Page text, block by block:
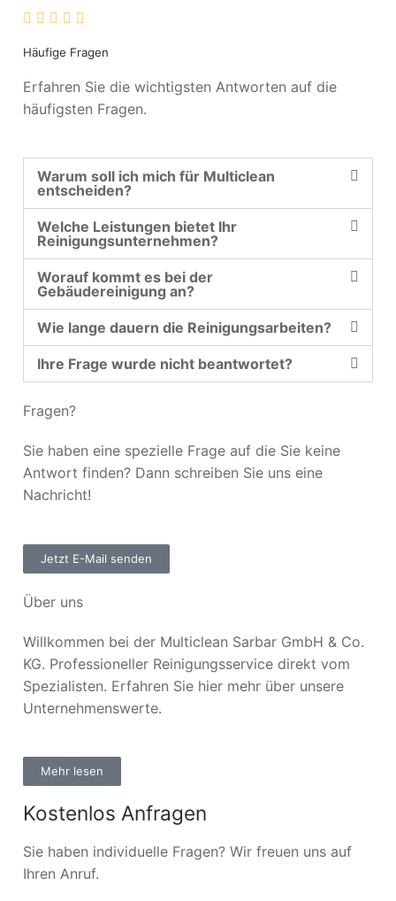
Häufige Fragen
Erfahren Sie die wichtigsten Antworten auf die
häufigsten Fragen.
Warum soll ich mich für Multiclean
entscheiden?
Welche Leistungen bietet Ihr
Reinigungsunternehmen?
Worauf kommt es bei der
Gebäudereinigung an?
Wie lange dauern die Reinigungsarbeiten?
Ihre Frage wurde nicht beantwortet?
Fragen?
Sie haben eine spezielle Frage auf die Sie keine
Antwort finden? Dann schreiben Sie uns eine
Nachricht!
Jetzt E-Mail senden
Über uns
Willkommen bei der Multiclean Sarbar GmbH & Co.
KG. Professioneller Reinigungsservice direkt vom
Spezialisten. Erfahren Sie hier mehr über unsere
Unternehmenswerte.
Mehr lesen
Kostenlos Anfragen
Sie haben individuelle Fragen? Wir freuen uns auf
Ihren Anruf.